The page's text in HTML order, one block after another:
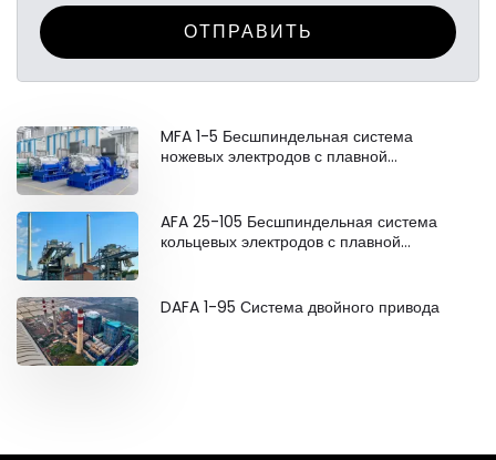
ОТПРАВИТЬ
MFA 1-5 Бесшпиндельная система
ножевых электродов с плавной
AFA 25-105 Бесшпиндельная система
кольцевых электродов с плавной
DAFA 1-95 Система двойного привода